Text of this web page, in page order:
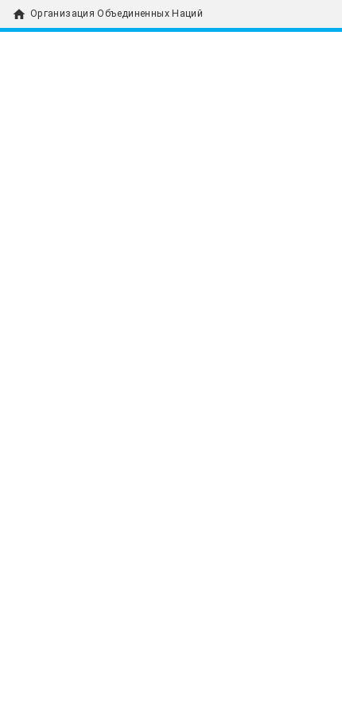
home Организация Объединенных Наций